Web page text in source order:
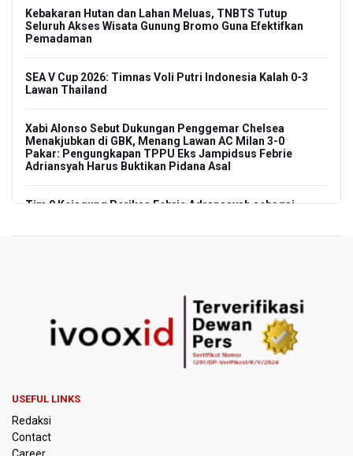
Kebakaran Hutan dan Lahan Meluas, TNBTS Tutup
Seluruh Akses Wisata Gunung Bromo Guna Efektifkan
Pemadaman
SEA V Cup 2026: Timnas Voli Putri Indonesia Kalah 0-3
Lawan Thailand
Xabi Alonso Sebut Dukungan Penggemar Chelsea
Menakjubkan di GBK, Menang Lawan AC Milan 3-0
Pakar: Pengungkapan TPPU Eks Jampidsus Febrie
Adriansyah Harus Buktikan Pidana Asal
Tim 9 Kejagung Periksa Febrie Adransayah sebagai
Kemarau Panjang, BNPB Minta Kalbar Tinjau Perda Bakar
Lahan
Kemensos Targetkan 150 Ribu Siswa Masuk Program
Daerah Aman dari Kebakaran Bapenda
USEFUL LINKS
Redaksi
Contact